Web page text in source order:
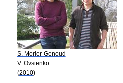
S. Morier-Genoud
V. Ovsienko
(2010)